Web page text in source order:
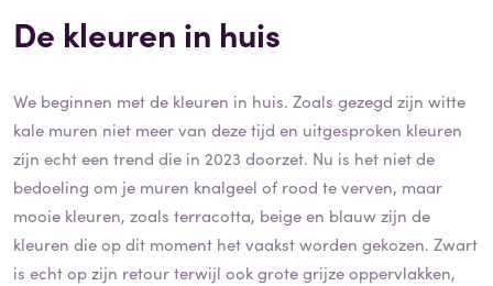
De kleuren in huis
We beginnen met de kleuren in huis. Zoals gezegd zijn witte
kale muren niet meer van deze tijd en uitgesproken kleuren
zijn echt een trend die in 2023 doorzet. Nu is het niet de
bedoeling om je muren knalgeel of rood te verven, maar
mooie kleuren, zoals terracotta, beige en blauw zijn de
kleuren die op dit moment het vaakst worden gekozen. Zwart
is echt op zijn retour terwijl ook grote grijze oppervlakken,